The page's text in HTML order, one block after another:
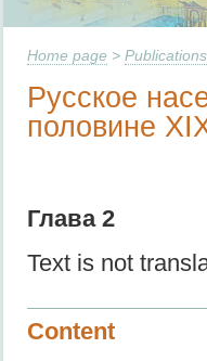
Home page > Publications
Русское
половине
Глава 2
Text is not
Content